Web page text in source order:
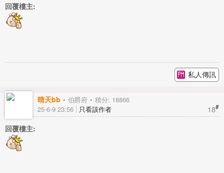
回覆樓主:
私人傳訊
晴天bb 伯爵府 積分: 18866
18#
25-6-9 23:56 只看該作者
回覆樓主: